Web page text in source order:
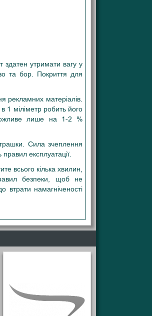
здатен утримати вагу у
та бор. Покриття для
рекламних матеріалів.
1 міліметр робить його
можливе лише на 1-2 %
Сила зчеплення
експлуатації.
всього кілька хвилин,
безпеки, щоб не
втрати намагніченості